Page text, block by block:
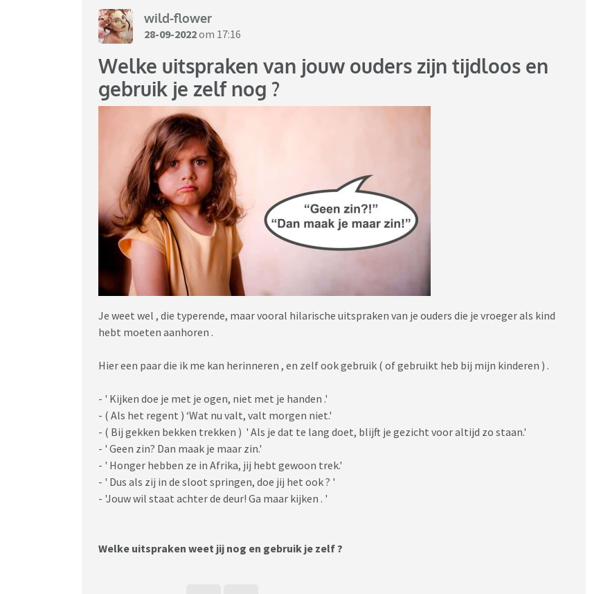
wild-flower
28-09-2022om 17:16
Welke uitspraken van jouw ouders zijn tijdloos en
gebruik je zelf nog ?
Je weet wel , die typerende, maar vooral hilarische uitspraken van je ouders die je vroeger als kind
hebt moeten aanhoren .
Hier een paar die ik me kan herinneren , en zelf ook gebruik ( of gebruikt heb bij mijn kinderen ) .
- ' Kijken doe je met je ogen, niet met je handen .'
- ( Als het regent ) ‘Wat nu valt, valt morgen niet.'
- ( Bij gekken bekken trekken ) ' Als je dat te lang doet, blijft je gezicht voor altijd zo staan.'
- ' Geen zin? Dan maak je maar zin.'
- ' Honger hebben ze in Afrika, jij hebt gewoon trek.'
- ' Dus als zij in de sloot springen, doe jij het ook ? '
- 'Jouw wil staat achter de deur! Ga maar kijken . '
Welke uitspraken weet jij nog en gebruik je zelf ?